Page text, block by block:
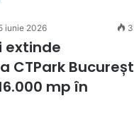
iunie 2026
extinde
CTPark
mp în